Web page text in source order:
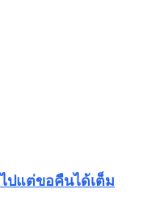
ปแต่ขอคืนได้เต็ม